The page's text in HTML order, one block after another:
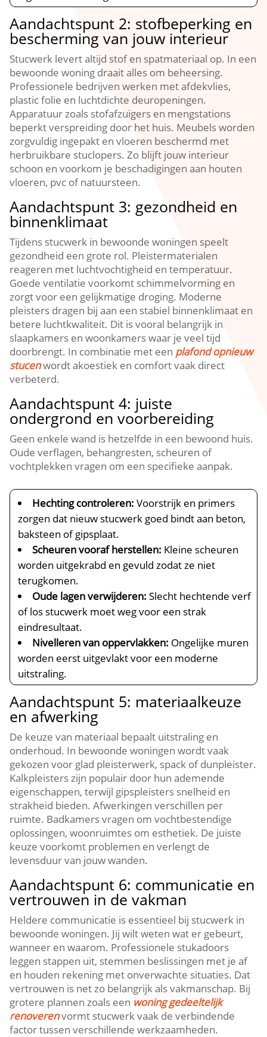
Aandachtspunt 2: stofbeperking en
bescherming van jouw interieur
Stucwerk levert altijd stof en spatmateriaal op.​ In een
bewoonde woning draait alles om beheersing.​
Professionele bedrijven werken met afdekvlies,
plastic folie en luchtdichte deuropeningen.​
Apparatuur zoals stofafzuigers en mengstations
beperkt verspreiding door het huis.​ Meubels worden
zorgvuldig ingepakt en vloeren beschermd met
herbruikbare stuclopers.​ Zo blijft jouw interieur
schoon en voorkom je beschadigingen aan houten
vloeren, pvc of natuursteen.​
Aandachtspunt 3: gezondheid en
binnenklimaat
Tijdens stucwerk in bewoonde woningen speelt
gezondheid een grote rol.​ Pleistermaterialen
reageren met luchtvochtigheid en temperatuur.​
Goede ventilatie voorkomt schimmelvorming en
zorgt voor een gelijkmatige droging.​ Moderne
pleisters dragen bij aan een stabiel binnenklimaat en
betere luchtkwaliteit.​ Dit is vooral belangrijk in
slaapkamers en woonkamers waar je veel tijd
doorbrengt.​ In combinatie met een plafond opnieuw
stucenwordt akoestiek en comfort vaak direct
verbeterd.​
Aandachtspunt 4: juiste
ondergrond en voorbereiding
Geen enkele wand is hetzelfde in een bewoond huis.​
Oude verflagen, behangresten, scheuren of
vochtplekken vragen om een specifieke aanpak.​
Hechting controleren: Voorstrijk en primers
zorgen dat nieuw stucwerk goed bindt aan beton,
baksteen of gipsplaat.​
Scheuren vooraf herstellen: Kleine scheuren
worden uitgekrabd en gevuld zodat ze niet
terugkomen.​
Oude lagen verwijderen: Slecht hechtende verf
of los stucwerk moet weg voor een strak
eindresultaat.​
Nivelleren van oppervlakken: Ongelijke muren
worden eerst uitgevlakt voor een moderne
uitstraling.​
Aandachtspunt 5: materiaalkeuze
en afwerking
De keuze van materiaal bepaalt uitstraling en
onderhoud.​ In bewoonde woningen wordt vaak
gekozen voor glad pleisterwerk, spack of dunpleister.​
Kalkpleisters zijn populair door hun ademende
eigenschappen, terwijl gipspleisters snelheid en
strakheid bieden.​ Afwerkingen verschillen per
ruimte.​ Badkamers vragen om vochtbestendige
oplossingen, woonruimtes om esthetiek.​ De juiste
keuze voorkomt problemen en verlengt de
levensduur van jouw wanden.​
Aandachtspunt 6: communicatie en
vertrouwen in de vakman
Heldere communicatie is essentieel bij stucwerk in
bewoonde woningen.​ Jij wilt weten wat er gebeurt,
wanneer en waarom.​ Professionele stukadoors
leggen stappen uit, stemmen beslissingen met je af
en houden rekening met onverwachte situaties.​ Dat
vertrouwen is net zo belangrijk als vakmanschap.​ Bij
grotere plannen zoals een woning gedeeltelijk
renoverenvormt stucwerk vaak de verbindende
factor tussen verschillende werkzaamheden.​